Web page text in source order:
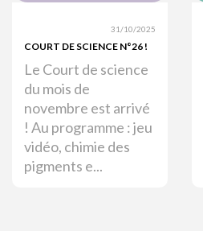
31/10/2025
COURT DE SCIENCE N°26 !
Le Court de science
du mois de
novembre est arrivé
! Au programme : jeu
vidéo, chimie des
pigments e...